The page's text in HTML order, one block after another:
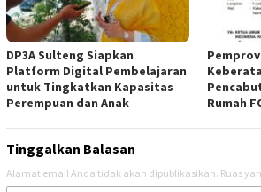
DP3A Sulteng Siapkan
Platform Digital Pembelajaran
untuk Tingkatkan Kapasitas
Perempuan dan Anak
Rumah
Tinggalkan Balasan
Alamat email Anda tidak akan dipublikasikan. Ruas